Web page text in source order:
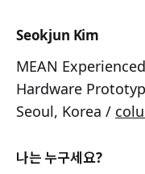
Seokjun Kim
MEAN
Hardware
Seoul, Korea /
나는 누구세요?